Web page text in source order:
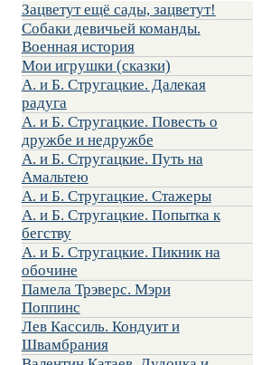
Зацветут ещё сады, зацветут!
Собаки девичьей команды.
Военная история
Мои игрушки (сказки)
А. и Б. Стругацкие. Далекая
радуга
А. и Б. Стругацкие. Повесть о
дружбе и недружбе
А. и Б. Стругацкие. Путь на
Амальтею
А. и Б. Стругацкие. Стажеры
А. и Б. Стругацкие. Попытка к
бегству
А. и Б. Стругацкие. Пикник на
обочине
Памела Трэверс. Мэри
Поппинс
Лев Кассиль. Кондуит и
Швамбрания